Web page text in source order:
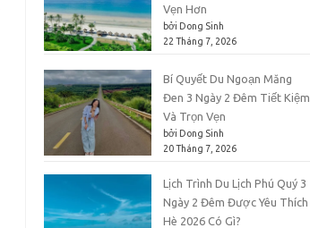
Vẹn Hơn
bởi Dong Sinh
22 Tháng 7, 2026
Bí Quyết Du Ngoạn Măng
Đen 3 Ngày 2 Đêm Tiết Kiệm
Và Trọn Vẹn
bởi Dong Sinh
20 Tháng 7, 2026
Lịch Trình Du Lịch Phú Quý 3
Ngày 2 Đêm Được Yêu Thích
Hè 2026 Có Gì?